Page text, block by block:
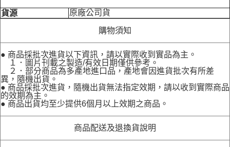
貨源 原廠公司貨
購物須知
● 商品採批次進貨以下資訊，請以實際收到實品為主。
１．圖片刊載之製造/有效日期僅供參考。
２．部分商品為多產地進口品，產地會因進貨批次有所差
異，隨機出貨。
● 商品採批次進貨，隨機出貨無法指定效期，請以收到實際商品
的效期為主。
● 商品出貨均至少提供6個月以上效期之商品。
商品配送及退換貨說明